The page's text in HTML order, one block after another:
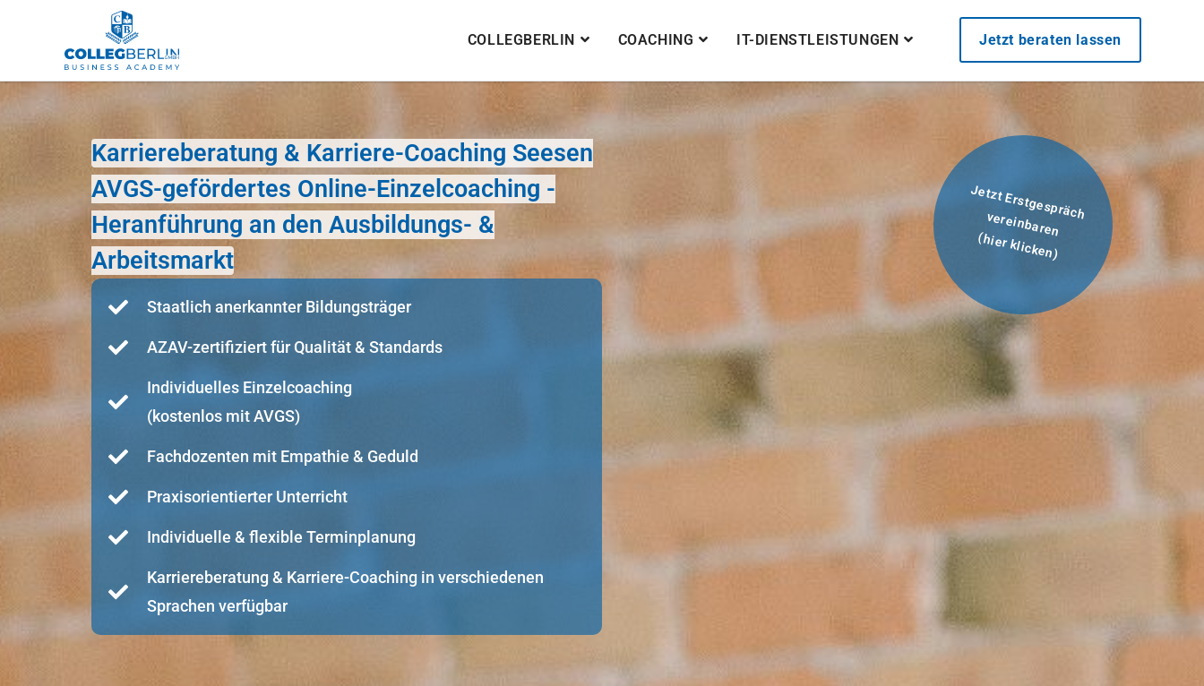
COLLEGBERLIN COACHING IT-DIENSTLEISTUNGEN Jetzt beraten lassen
Karriereberatung & Karriere-Coaching Seesen
AVGS-gefördertes Online-Einzelcoaching -
Heranführung an den Ausbildungs- &
Arbeitsmarkt
Staatlich anerkannter Bildungsträger
AZAV-zertifiziert für Qualität & Standards
Individuelles Einzelcoaching
(kostenlos mit AVGS)
Fachdozenten mit Empathie & Geduld
Praxisorientierter Unterricht
Individuelle & flexible Terminplanung
Karriereberatung & Karriere-Coaching in verschiedenen
Sprachen verfügbar
Jetzt Erstgespräch
vereinbaren
(hier klicken)